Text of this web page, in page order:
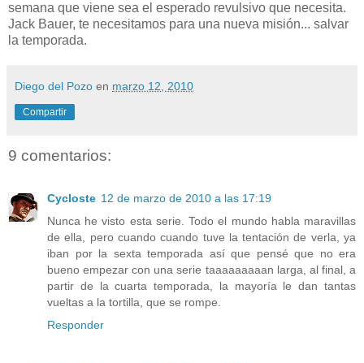
semana que viene sea el esperado revulsivo que necesita.
Jack Bauer, te necesitamos para una nueva misión... salvar
la temporada.
Diego del Pozo en marzo 12, 2010
Compartir
9 comentarios:
Cycloste 12 de marzo de 2010 a las 17:19
Nunca he visto esta serie. Todo el mundo habla maravillas
de ella, pero cuando cuando tuve la tentación de verla, ya
iban por la sexta temporada así que pensé que no era
bueno empezar con una serie taaaaaaaaan larga, al final, a
partir de la cuarta temporada, la mayoría le dan tantas
vueltas a la tortilla, que se rompe.
Responder